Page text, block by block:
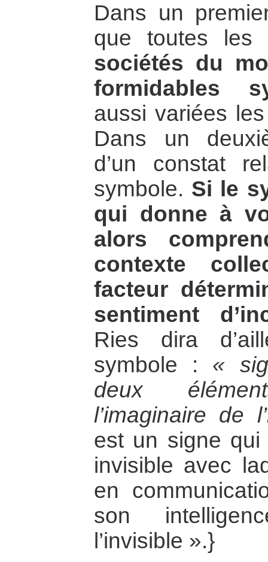
Dans un
que toutes les
sociétés du
formidables
aussi variées
Dans un
d’un constat
symbole. Si le
qui donne à
alors
contexte
facteur
sentiment
Ries dira
symbole : «
deux
l’imaginaire de
est un signe
invisible avec
en
son
l’invisible ».}